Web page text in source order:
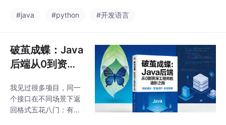
容器化构建与JVM优
者”转变为“系统设计
者”。Metri
高并发处理技术。文章
力，展示了任务依赖处
理、超时控制和异常管
理的实战代码示例。随
cal的内存泄漏问题及阿
里TransmittableThrea
dLocal的解决方案，特
#java #python #开发语言
破茧成蝶：Java
后端从0到资深
路（四）
我见过很多项目，同一
个接口在不同场景下返
回格式五花八门：有时